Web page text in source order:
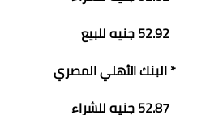
* البنك الأهلي المصري